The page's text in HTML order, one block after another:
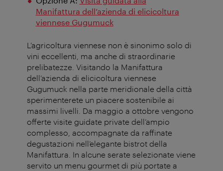
Manifattura dell’azienda di elicicoltura
viennese Gugumuck
L’agricoltura viennese non è sinonimo solo di
vini eccellenti, ma anche di straordinarie
prelibatezze. Visitando la Manifattura
dell’azienda di elicicoltura viennese
Gugumuck nella parte meridionale della città
sperimenterete un piacere sostenibile ai
massimi livelli. Da maggio a ottobre vengono
offerte visite guidate private dell’ampio
complesso, accompagnate da raffinate
degustazioni nell’elegante bistrot della
Manifattura. In alcune serate selezionate viene
servito un menu gourmet di più portate a